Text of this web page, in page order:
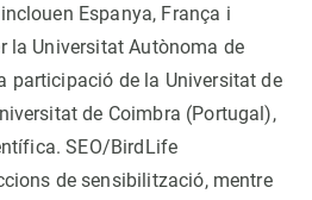
Espanya, França i
la Universitat Autònoma de
participació de la Universitat de
de Coimbra (Portugal),
SEO/BirdLife
de sensibilització, mentre